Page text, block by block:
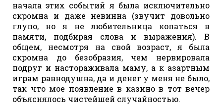
начала этих событий я была исключительно
скромна и даже невинна (звучит довольно
глупо, но я не любительница копаться в
памяти, подбирая слова и выражения). В
общем, несмотря на свой возраст, я была
скромна до безобразия, чем нервировала
подруг и настораживала маму, а к азартным
играм равнодушна, да и денег у меня не было,
так что мое появление в казино в тот вечер
объяснялось чистейшей случайностью.